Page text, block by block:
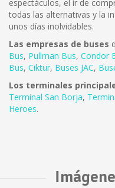
espectáculos, el ir de
todas las alternativas y la
unos días inolvidables.
Las empresas de buses
Bus, Pullman Bus, Condor
Bus, Ciktur, Buses JAC,
Los terminales
Terminal San Borja,
Heroes.